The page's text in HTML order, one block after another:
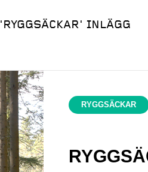
'RYGGSÄCKAR' INLÄGG
RYGGSÄCKAR